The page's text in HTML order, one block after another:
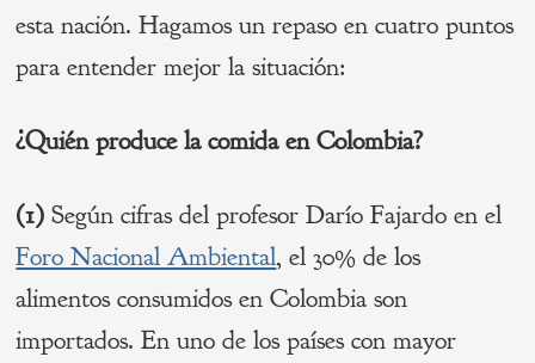
esta nación. Hagamos un repaso en cuatro puntos
para entender mejor la situación:
¿Quién produce la comida en Colombia?
(1) Según cifras del profesor Darío Fajardo en el
Foro Nacional Ambiental, el 30% de los
alimentos consumidos en Colombia son
importados. En uno de los países con mayor